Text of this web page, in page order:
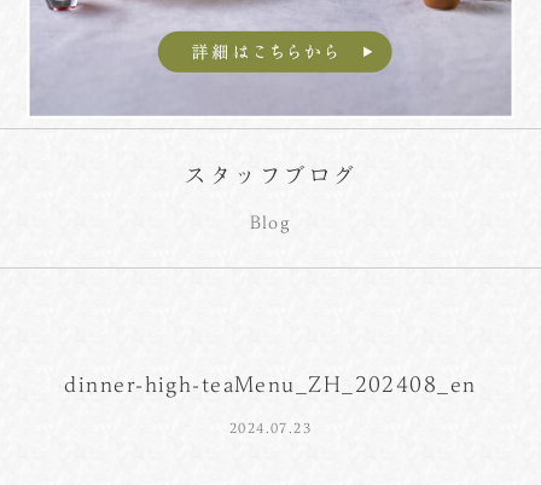
スタッフブログ
Blog
dinner-high-teaMenu_ZH_202408_en
2024.07.23